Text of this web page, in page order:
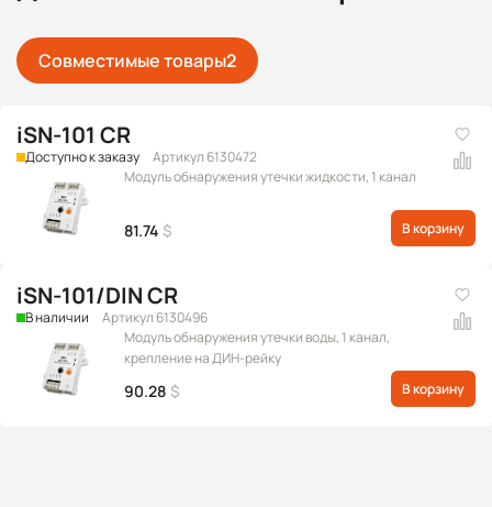
Совместимые товары2
iSN-101 CR
Доступно к заказу
Артикул 6130472
Модуль обнаружения утечки жидкости, 1 канал
81.74 $ В корзину
iSN-101/DIN CR
В наличии
Артикул 6130496
Модуль обнаружения утечки воды, 1 канал,
крепление на ДИН-рейку
90.28 $ В корзину